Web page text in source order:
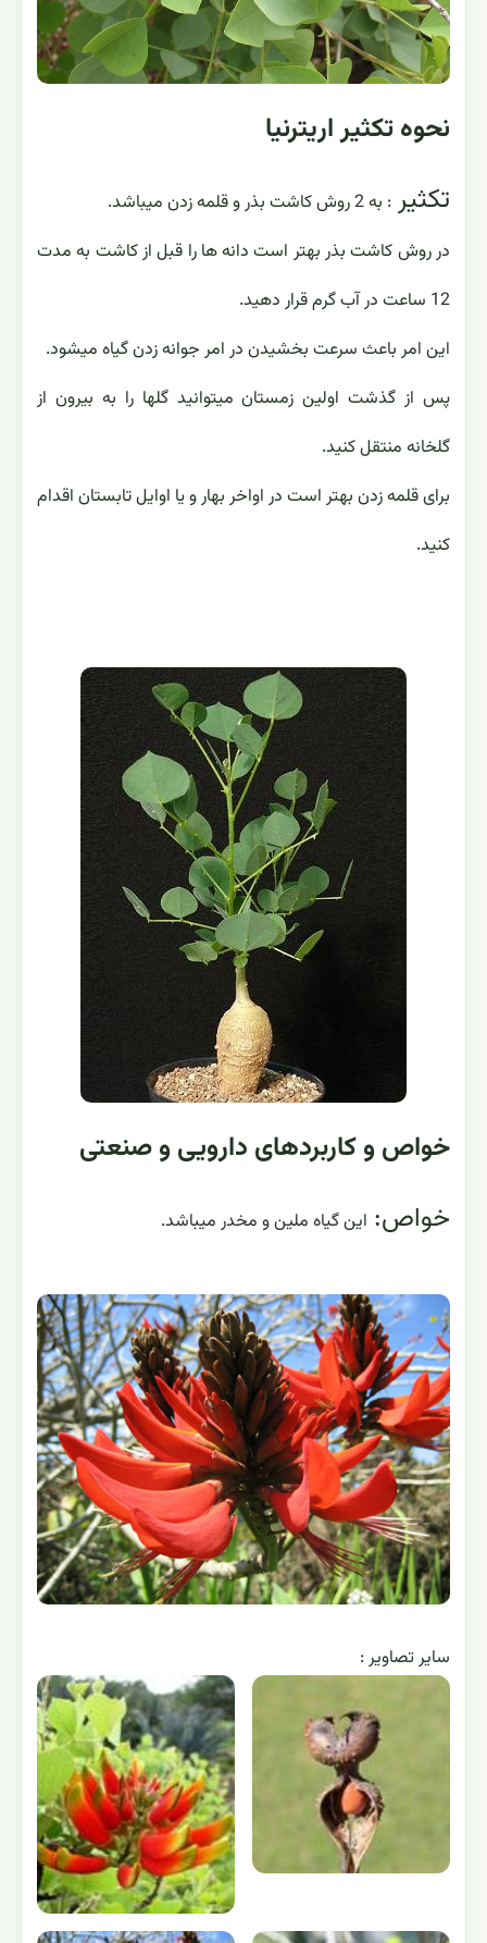
نحوه تکثیر اریترنیا
تکثیر : به 2 روش کاشت بذر و قلمه زدن میباشد.
در روش کاشت بذر بهتر است دانه ها را قبل از کاشت به مدت
12 ساعت در آب گرم قرار دهید.
این امر باعث سرعت بخشیدن در امر جوانه زدن گیاه میشود.
پس از گذشت اولین زمستان میتوانید گلها را به بیرون از
گلخانه منتقل کنید.
برای قلمه زدن بهتر است در اواخر بهار و یا اوایل تابستان اقدام
کنید.
خواص و کاربردهای دارویی و صنعتی
خواص: این گیاه ملین و مخدر میباشد.
ساير تصاوير :